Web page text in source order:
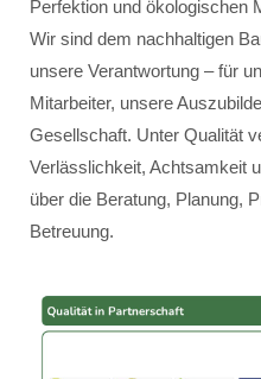
Perfektion und ökologischen
Wir sind dem nachhaltigen
unsere Verantwortung – für
Mitarbeiter, unsere
Gesellschaft. Unter Qualität
Verlässlichkeit, Achtsamkeit
über die Beratung, Planung,
Betreuung.